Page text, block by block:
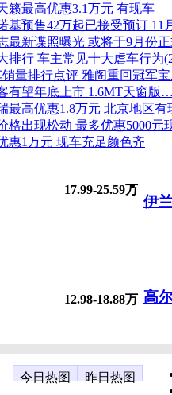
籁最高优惠3.1万元 有现车
基预售42万起已接受预订 11
最新谍照曝光 或将于9月份
排行 车主常见十大虐车行为
量排行点评 雅阁重回冠军宝
有望年底上市 1.6MT天窗版…
最高优惠1.8万元 北京地区有
格出现松动 最多优惠5000元
惠1万元 现车充足颜色齐
17.99-25.59万
伊
12.98-18.88万 高
今日热图 昨日热图